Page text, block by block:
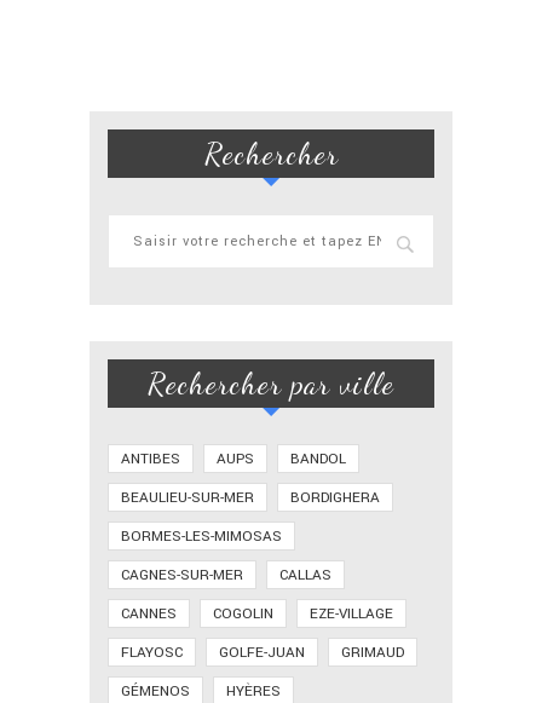
Rechercher
Rechercher par ville
ANTIBES AUPS
BANDOL
BEAULIEU-SUR-MER
BORDIGHERA
BORMES-LES-MIMOSAS
CAGNES-SUR-MER
CALLAS
CANNES
COGOLIN
EZE-VILLAGE
FLAYOSC
GOLFE-JUAN
GRIMAUD
GÉMENOS
HYÈRES